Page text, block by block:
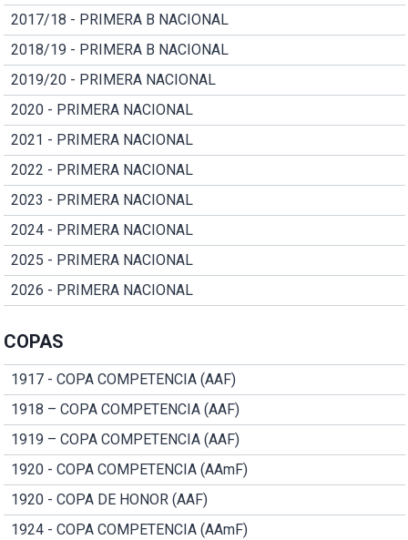
2017/18 - PRIMERA B NACIONAL
2018/19 - PRIMERA B NACIONAL
2019/20 - PRIMERA NACIONAL
2020 - PRIMERA NACIONAL
2021 - PRIMERA NACIONAL
2022 - PRIMERA NACIONAL
2023 - PRIMERA NACIONAL
2024 - PRIMERA NACIONAL
2025 - PRIMERA NACIONAL
2026 - PRIMERA NACIONAL
COPAS
1917 - COPA COMPETENCIA (AAF)
1918 – COPA COMPETENCIA (AAF)
1919 – COPA COMPETENCIA (AAF)
1920 - COPA COMPETENCIA (AAmF)
1920 - COPA DE HONOR (AAF)
1924 - COPA COMPETENCIA (AAmF)